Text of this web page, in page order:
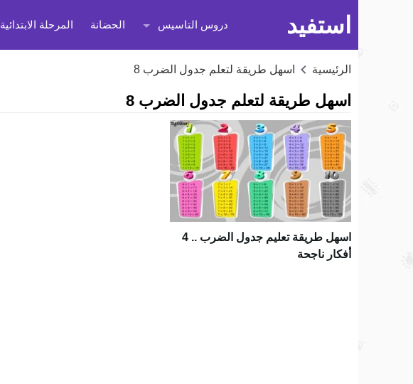
استفيد دروس التاسيس الحضانة المرحلة الابتدائية
الرئيسية اسهل طريقة لتعلم جدول الضرب 8
اسهل طريقة لتعلم جدول الضرب 8
اسهل طريقة تعليم جدول الضرب .. 4
أفكار ناجحة